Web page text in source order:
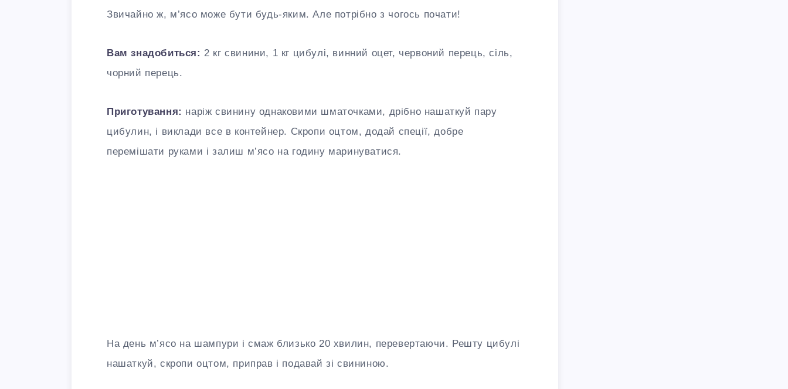
Звичайно ж, м’ясо може бути будь-яким. Але потрібно з чогось почати!
Вам знадобиться: 2 кг свинини, 1 кг цибулі, винний оцет, червоний перець, сіль,
чорний перець.
Приготування: наріж свинину однаковими шматочками, дрібно нашаткуй пару
цибулин, і виклади все в контейнер. Скропи оцтом, додай спеції, добре
перемішати руками і залиш м’ясо на годину маринуватися.
На день м’ясо на шампури і смаж близько 20 хвилин, перевертаючи. Решту цибулі
нашаткуй, скропи оцтом, приправ і подавай зі свининою.